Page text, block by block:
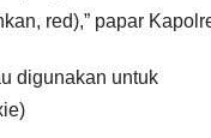
red),” papar
digunakan untuk